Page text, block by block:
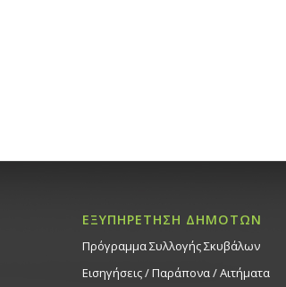
ΕΞΥΠΗΡΕΤΗΣΗ ΔΗΜΟΤΩΝ
Πρόγραμμα Συλλογής Σκυβάλων
Εισηγήσεις / Παράπονα / Αιτήματα